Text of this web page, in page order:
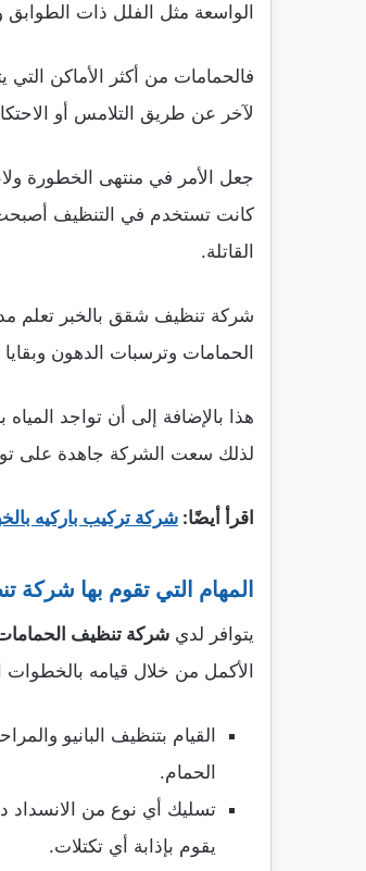
الواسعة مثل الفلل ذات الطوابق
فالحمامات من أكثر الأماكن التي
لآخر عن طريق التلامس أو
جعل الأمر في منتهى الخطورة
كانت تستخدم في التنظيف أصبحت
القاتلة.
شركة تنظيف شقق بالخبر تعلم مد
الحمامات وترسبات الدهون
هذا بالإضافة إلى أن تواجد
لذلك سعت الشركة جاهدة على
اقرأ أيضًا: شركة تركيب باركيه
المهام التي تقوم بها شركة
يتوافر لدي شركة تنظيف الحمامات
الأكمل من خلال قيامه بالخطوات
القيام بتنظيف البانيو
الحمام.
تسليك أي نوع من الانسداد
يقوم بإذابة أي تكتلات.